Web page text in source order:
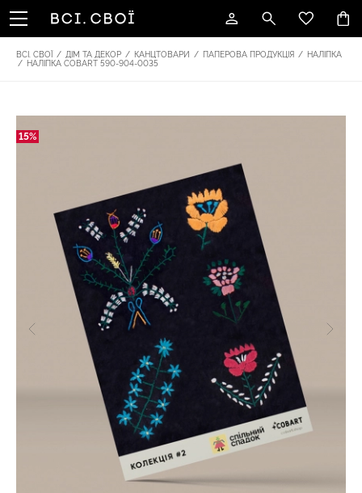
ВСІ. СВОЇ / ДІМ ТА ДЕКОР / КАНЦТОВАРИ / ПАПЕРОВА ПРОДУКЦІЯ / НАЛІПКА
/ НАЛІПКА COBART 590-904-0035
15%